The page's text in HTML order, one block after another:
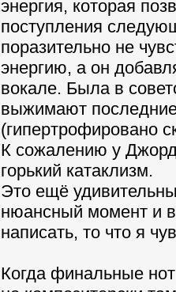
энергия, которая
поступления
поразительно не
энергию, а он
вокале. Была в
выжимают
(гипертрофировано
К сожалению у
горький катаклизм.
Это ещё
нюансный момент и
написать, то что я
Когда финальные